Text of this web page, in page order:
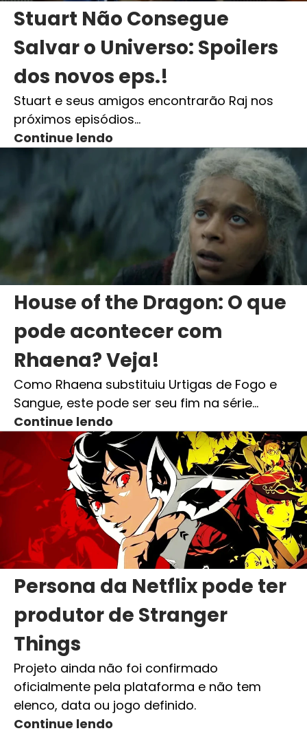
Stuart Não Consegue
Salvar o Universo: Spoilers
dos novos eps.!
Stuart e seus amigos encontrarão Raj nos
próximos episódios…
Continue lendo
House of the Dragon: O que
pode acontecer com
Rhaena? Veja!
Como Rhaena substituiu Urtigas de Fogo e
Sangue, este pode ser seu fim na série…
Continue lendo
Persona da Netflix pode ter
produtor de Stranger
Things
Projeto ainda não foi confirmado
oficialmente pela plataforma e não tem
elenco, data ou jogo definido.
Continue lendo